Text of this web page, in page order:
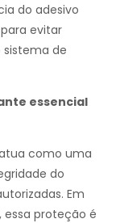
do adesivo
evitar
de
essencial
como uma
do
Em
proteção é